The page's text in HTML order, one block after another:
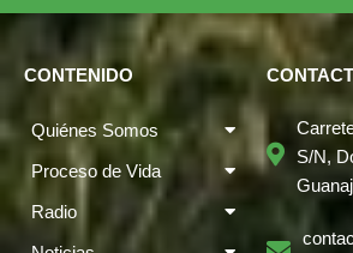
CONTENIDO
Quiénes Somos
Proceso de Vida
Radio
S/N,